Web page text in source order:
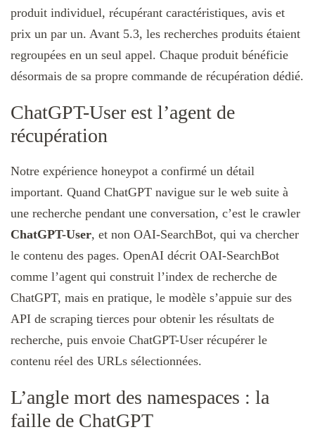
produit individuel, récupérant caractéristiques, avis et
prix un par un. Avant 5.3, les recherches produits étaient
regroupées en un seul appel. Chaque produit bénéficie
désormais de sa propre commande de récupération dédié.
ChatGPT-User est l’agent de
récupération
Notre expérience honeypot a confirmé un détail
important. Quand ChatGPT navigue sur le web suite à
une recherche pendant une conversation, c’est le crawler
ChatGPT-User, et non OAI-SearchBot, qui va chercher
le contenu des pages. OpenAI décrit OAI-SearchBot
comme l’agent qui construit l’index de recherche de
ChatGPT, mais en pratique, le modèle s’appuie sur des
API de scraping tierces pour obtenir les résultats de
recherche, puis envoie ChatGPT-User récupérer le
contenu réel des URLs sélectionnées.
L’angle mort des namespaces : la
faille de ChatGPT